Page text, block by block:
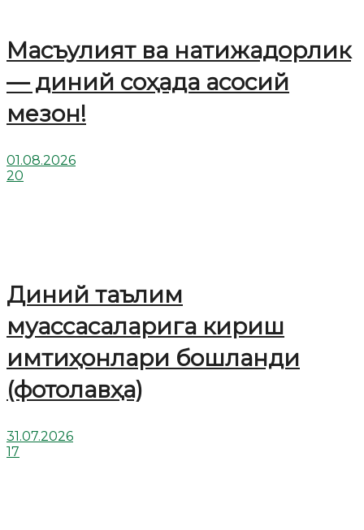
Масъулият ва натижадорлик
— диний соҳада асосий
мезон!
01.08.2026
20
Диний таълим
муассасаларига кириш
имтиҳонлари бошланди
(фотолавҳа)
31.07.2026
17